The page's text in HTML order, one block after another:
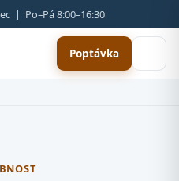
| Po–Pá 8:00–16:30
Poptávka